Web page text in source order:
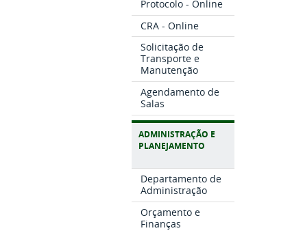
Protocolo - Online
CRA - Online
Solicitação de
Transporte e
Manutenção
Agendamento de
Salas
ADMINISTRAÇÃO E
PLANEJAMENTO
Departamento de
Administração
Orçamento e
Finanças